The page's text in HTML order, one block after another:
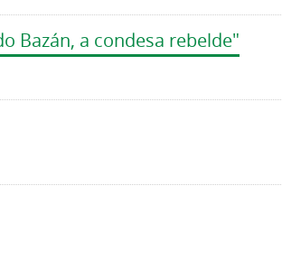
Bazán, a condesa rebelde"